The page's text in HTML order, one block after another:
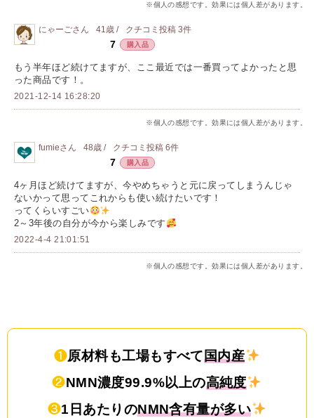
※個人の感想です。効果には個人差があります。
にゃーごさん 41歳 / クチコミ投稿 3件
7 購入品
もう半年ほど続けてますが、ここ最近では一番買ってよかったと思
った商品です！。
2021-12-14 16:28:20
※個人の感想です。効果には個人差があります。
fumieさん 48歳 / クチコミ投稿 6件
7 購入品
4ヶ月ほど続けてますが、今やめちゃうと元に戻ってしまうんじゃ
ないかって思ってこれからも使い続けたいです！
ってくらいすごい
2～3年後の自分が今から楽しみです
2022-4-4 21:01:51
※個人の感想です。効果には個人差があります。
❶原材料も工場もすべて国内産
❷NMN濃度99.9%以上の高純度
❸1日あたりのNMN含有量が多い